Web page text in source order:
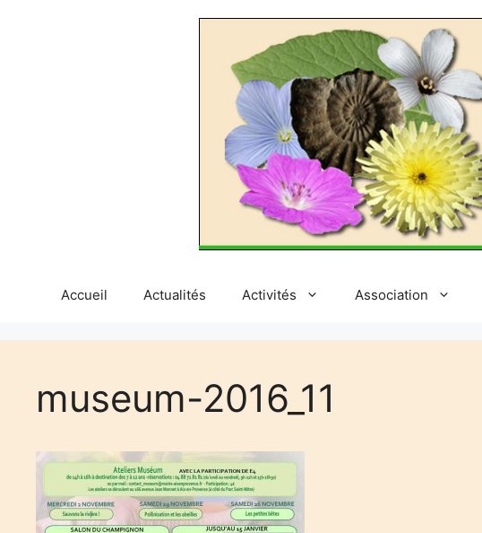
Accueil Actualités Activités Association
museum-2016_11